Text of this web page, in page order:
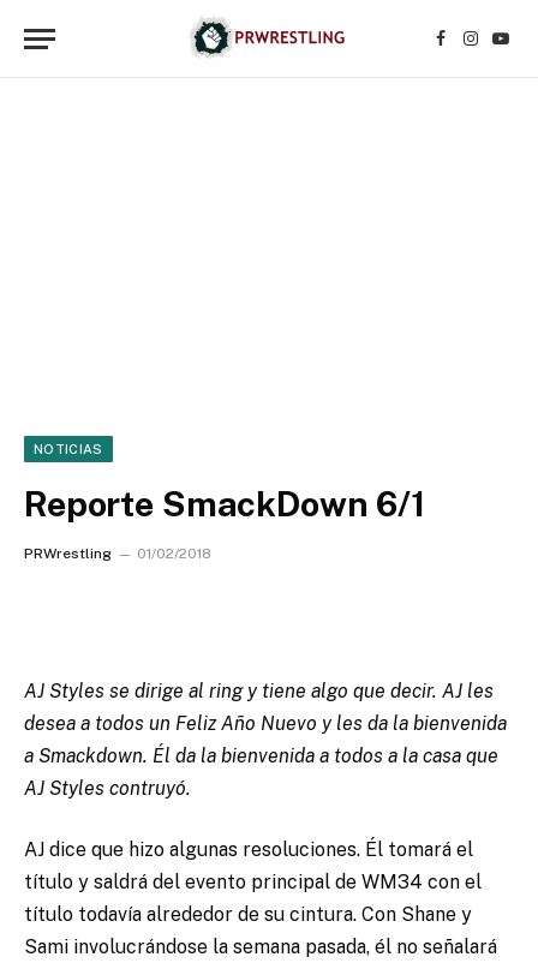
Facebook
NOTICIAS
Reporte SmackDown 6/1
PRWrestling 01/02/2018
AJ Styles se dirige al ring y tiene algo que decir. AJ les
desea a todos un Feliz Año Nuevo y les da la bienvenida
a Smackdown. Él da la bienvenida a todos a la casa que
AJ Styles contruyó.
AJ dice que hizo algunas resoluciones. Él tomará el
título y saldrá del evento principal de WM34 con el
título todavía alrededor de su cintura. Con Shane y
Sami involucrándose la semana pasada, él no señalará